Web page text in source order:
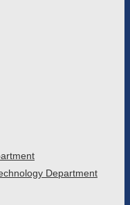
Department